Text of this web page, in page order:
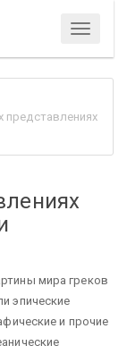
Menu
представлениях
мира греков
эпические
и прочие